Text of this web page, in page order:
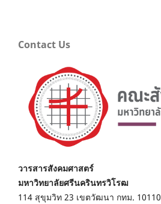
Contact Us
วารสารสังคมศาสตร์
มหาวิทยาลัยศรีนครินทรวิโรฒ
114 สุขุมวิท 23 เขตวัฒนา กทม. 10110